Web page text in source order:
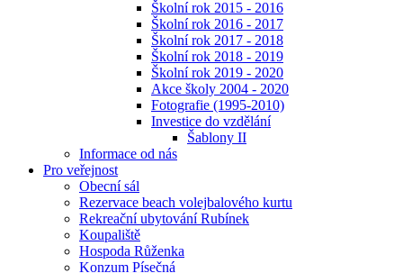
Školní rok 2015 - 2016
Školní rok 2016 - 2017
Školní rok 2017 - 2018
Školní rok 2018 - 2019
Školní rok 2019 - 2020
Akce školy 2004 - 2020
Fotografie (1995-2010)
Investice do vzdělání
Šablony II
Informace od nás
Pro veřejnost
Obecní sál
Rezervace beach volejbalového kurtu
Rekreační ubytování Rubínek
Koupaliště
Hospoda Růženka
Konzum Písečná